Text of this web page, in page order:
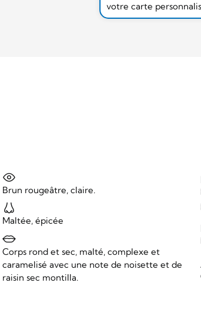
votre carte
Brun rougeâtre, claire.
Maltée, épicée
Corps rond et sec, malté, complexe et
caramelisé avec une note de noisette et de
raisin sec montilla.